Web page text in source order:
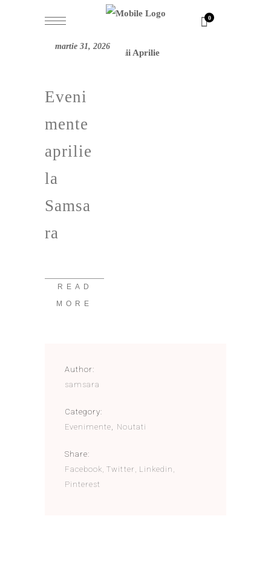
0
martie 31, 2026
Eveni
mente
aprilie
la
Samsa
ra
READ
MORE
Author:
samsara
Category:
Evenimente, Noutati
Share:
Facebook Twitter Linkedin
Pinterest